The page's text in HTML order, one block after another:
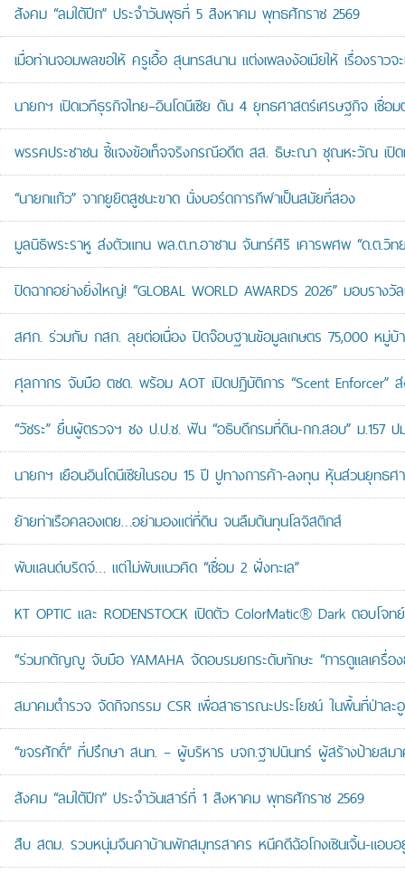
สังคม “ลมใต้ปีก” ประจำวันพุธที่ 5 สิงหาคม พุทธศักราช 2569
เมื่อท่านจอมพลขอให้ ครูเอื้อ สุนทรสนาน แต่งเพลงง้อเมียให้ เรื่องราวจะ
นายกฯ เปิดเวทีธุรกิจไทย–อินโดนีเซีย ดัน 4 ยุทธศาสตร์เศรษฐกิจ เ
พรรคประชาชน ชี้แจงข้อเท็จจริงกรณีอดีต สส. ธิษะณา ชุณหะวัณ เปิด
“นายกแก้ว” จากยูยิตสูชนะขาด นั่งบอร์ดการกีฬาเป็นสมัยที่สอง
มูลนิธิพระราหู ส่งตัวแทน พล.ต.ท.อาชาน จันทร์ศิริ เคารพศพ “ด.ต.วิท
ปิดฉากอย่างยิ่งใหญ่! “GLOBAL WORLD AWARDS 2026” มอบรา
สศก. ร่วมกับ กสก. ลุยต่อเนื่อง ปิดจ๊อบฐานข้อมูลเกษตร 75,000 หมู่
ศุลกากร จับมือ ตชด. พร้อม AOT เปิดปฏิบัติการ “Scent Enforcer”
“วัชระ” ยื่นผู้ตรวจฯ ชง ป.ป.ช. ฟัน “อธิบดีกรมที่ดิน-กก.สอบ” ม.157 ป
นายกฯ เยือนอินโดนีเซียในรอบ 15 ปี ปูทางการค้า-ลงทุน หุ้นส่วนยุทธศ
ย้ายท่าเรือคลองเตย…อย่ามองแต่ที่ดิน จนลืมต้นทุนโลจิสติกส์
พับแลนด์บริดจ์… แต่ไม่พับแนวคิด “เชื่อม 2 ฝั่งทะเล”
KT OPTIC และ RODENSTOCK เปิดตัว ColorMatic® Dark ตอบโจ
“ร่วมกตัญญู จับมือ YAMAHA จัดอบรมยกระดับทักษะ “การดูแลเครื่อ
สมาคมตำรวจ จัดกิจกรรม CSR เพื่อสาธารณะประโยชน์ ในพื้นที่ป่าละอู
“ขจรศักดิ์” ที่ปรึกษา สนท. – ผู้บริหาร บจก.ฐาปนินทร์ ผู้สร้างป้ายสม
สังคม “ลมใต้ปีก” ประจำวันเสาร์ที่ 1 สิงหาคม พุทธศักราช 2569
สืบ สตม. รวบหนุ่มจีนคาบ้านพักสมุทรสาคร หนีคดีฉ้อโกงเซินเจิ้น-แอบอ